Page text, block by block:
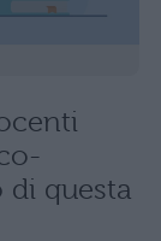
di questa